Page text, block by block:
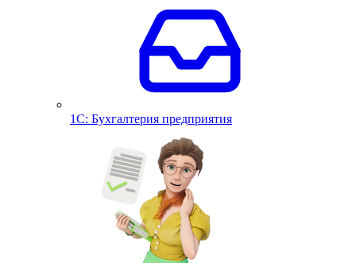
1С: Бухгалтерия предприятия